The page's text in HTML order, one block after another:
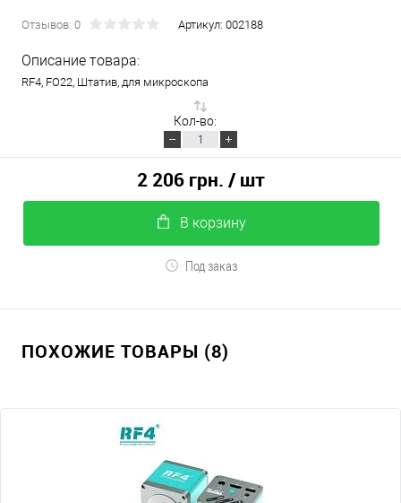
Отзывов: 0 Артикул: 002188
Описание товара:
RF4, FO22, Штатив, для микроскопа
Кол-во:
2 206 грн. / шт
В корзину
Под заказ
ПОХОЖИЕ ТОВАРЫ (8)